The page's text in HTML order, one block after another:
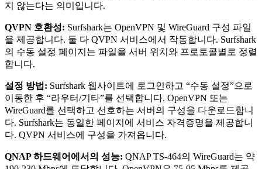
지 않는다는 의미입니다.
QVPN 호환성: Surfshark는 OpenVPN 및 WireGuard 구성 파일
을 제공합니다. 둘 다 QVPN 서비스에서 작동합니다. Surfshark
의 수동 설정 페이지는 파일을 서버 위치와 프로토콜별로 정렬
합니다.
설정 방법: Surfshark 웹사이트에 로그인하고 “수동 설정”으로
이동한 후 “라우터/기타”를 선택합니다. OpenVPN 또는
WireGuard를 선택하고 선호하는 서버의 구성을 다운로드합니
다. Surfshark는 동일한 페이지에 서비스 자격증명을 제공합니
다. QVPN 서비스에 구성을 가져옵니다.
QNAP 하드웨어에서의 성능: QNAP TS-464의 WireGuard는 약